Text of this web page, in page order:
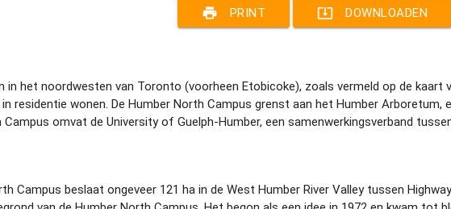
print PRINT system_update_alt DOWNLOADEN
in het noordwesten van Toronto (voorheen Etobicoke), zoals vermeld op de kaart
residentie wonen. De Humber North Campus grenst aan het Humber
Campus omvat de University of Guelph-Humber, een samenwerkingsverband
Campus beslaat ongeveer 121 ha in de West Humber River Valley tussen